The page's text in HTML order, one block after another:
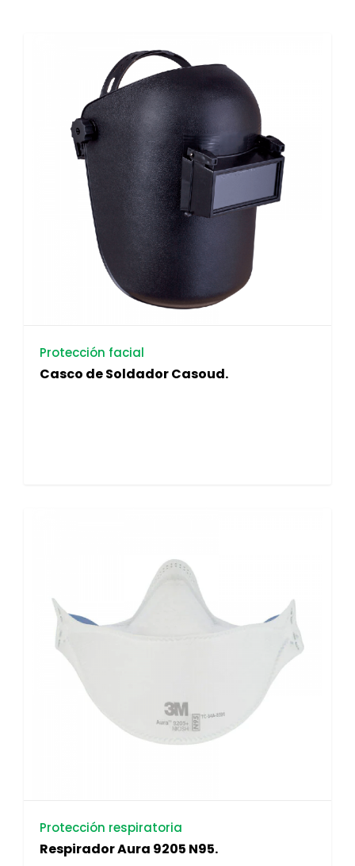
Protección facial
Casco de Soldador Casoud.
Protección respiratoria
Respirador Aura 9205 N95.